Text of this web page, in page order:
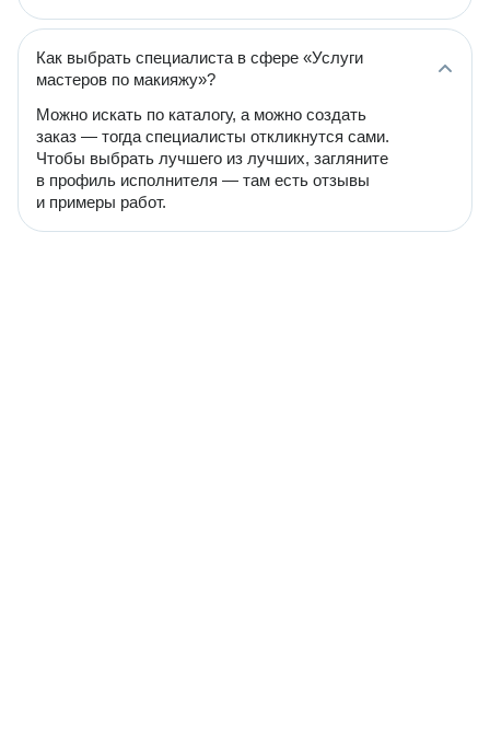
Как выбрать специалиста в сфере «Услуги
мастеров по макияжу»?
Можно искать по каталогу, а можно создать
заказ — тогда специалисты откликнутся сами.
Чтобы выбрать лучшего из лучших, загляните
в профиль исполнителя — там есть отзывы
и примеры работ.